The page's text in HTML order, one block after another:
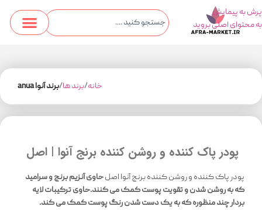
پرش به پیمایش
به محتوای اصلی بروید
خانه برند ها برند آنوا anua
پودر پاک کننده و روشن کننده برنج آنوا | اصل
پودر پاک کننده و روشن کننده برنج آنوا اصلحاوی آنزیم برنج و سرامید
که به روشن شدن و تقویت پوست کمک می کنند.حاوی ترکیبات لایه
بردار چند منظوره که به یک دست شدن رنگ پوست کمک می کند.